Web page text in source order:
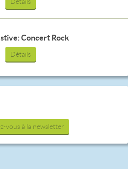
Concert Rock
Détails
vous à la newsletter